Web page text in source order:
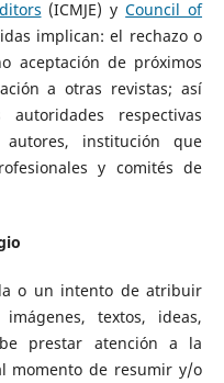
(ICMJE) yCouncil of
implican: el rechazo o
aceptación de próximos
a otras revistas; así
respectivas
institución que
y comités de
o un intento de atribuir
textos, ideas,
prestar atención a la
momento de resumir y/o